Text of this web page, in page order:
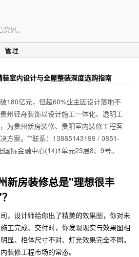
讯。
管理
室内设计与全屋整装深度选购指南
180亿元，但超60%业主因设计落地不
州轻舟装饰以设计施工一体化、透明工
为贵州新房装修、贵阳室内装修工程客
方案。**联系：13885143199 / 0851-
际金融中心(14)1单元23层8、9号。
新房装修总是"理想很丰
，设计师给你出了精美的效果图，你对未
工完成、交付时，你发现现实与效果图相
显、柜体尺寸不对、灯光效果完全不同。
装修工程市场的常态。